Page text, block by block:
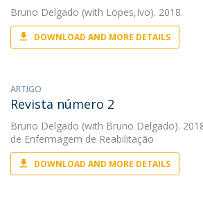
Bruno Delgado (with Lopes,Ivo). 2018.
DOWNLOAD AND MORE DETAILS
ARTIGO
Revista número 2
Bruno Delgado (with Bruno Delgado).
de Enfermagem de Reabilitação
DOWNLOAD AND MORE DETAILS